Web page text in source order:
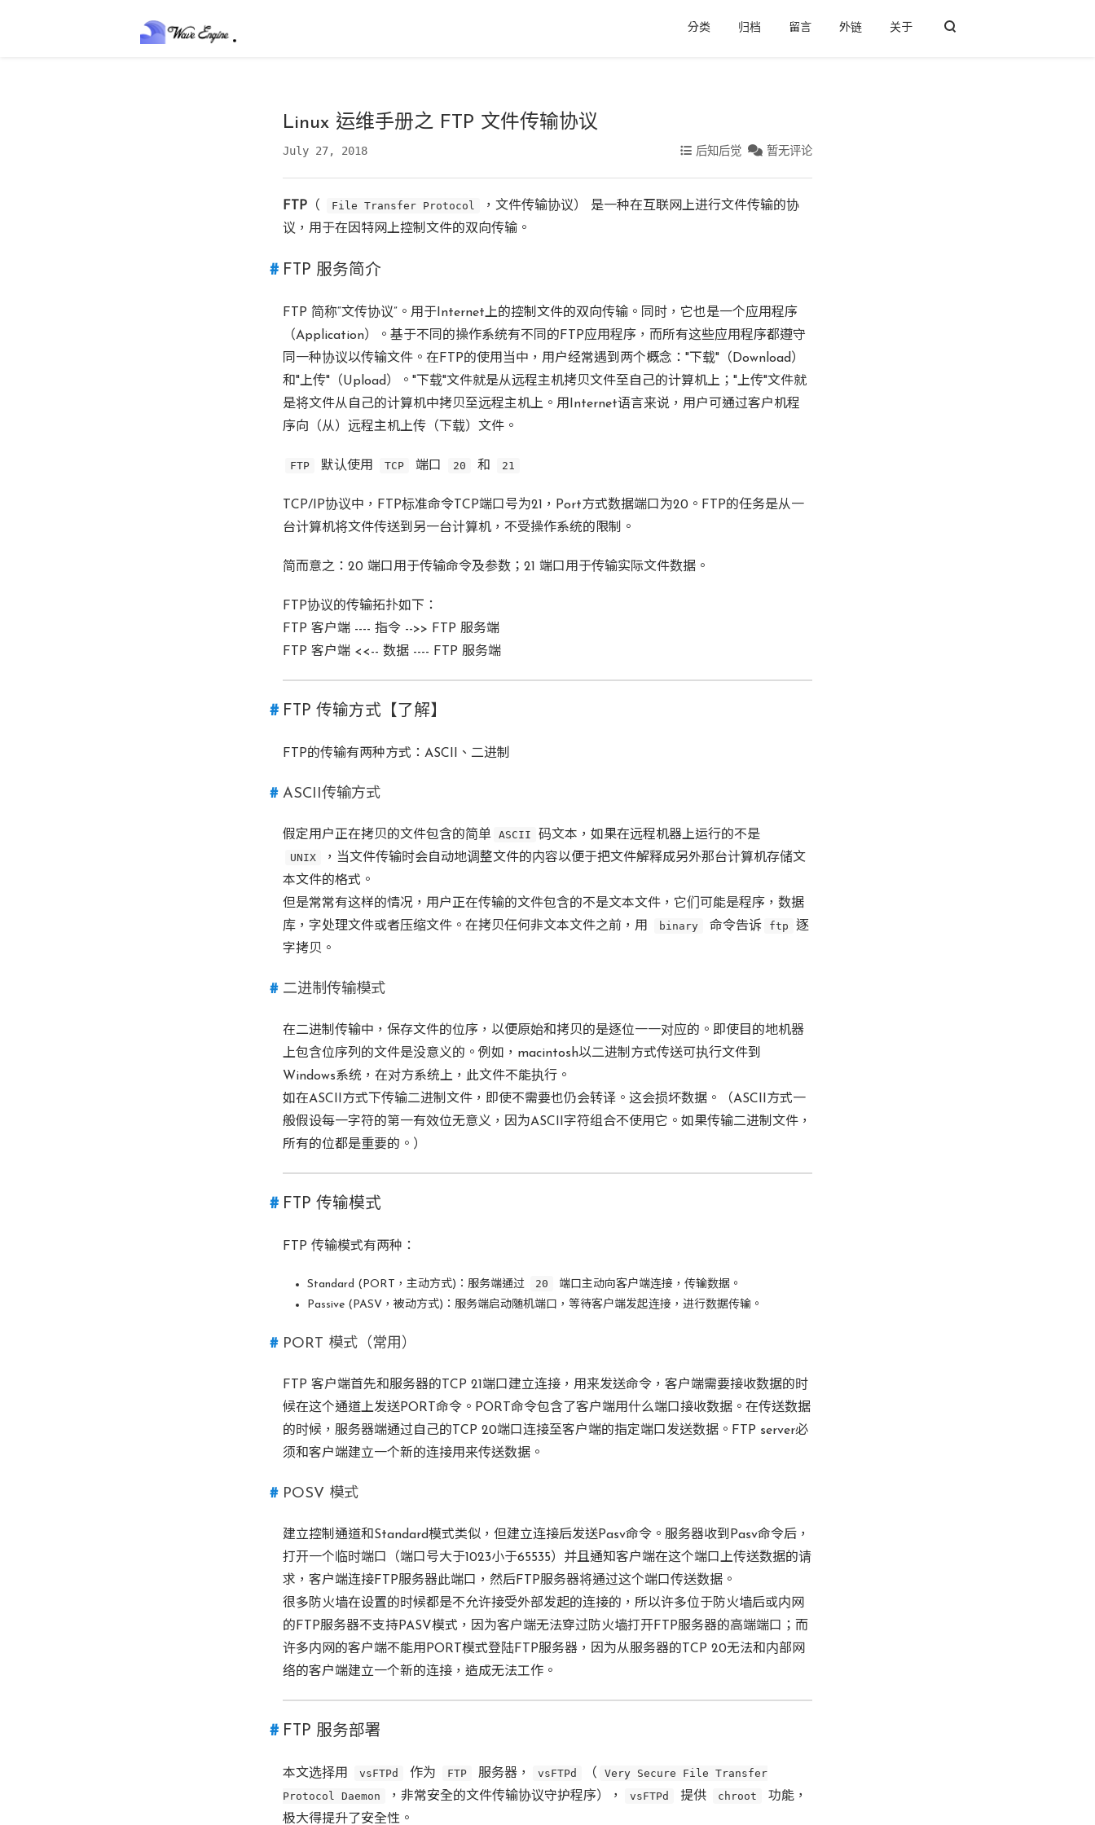
分类 归档 留言 外链 关于
Linux 运维手册之 FTP 文件传输协议
July 27, 2018 后知后觉 暂无评论
FTP （ File Transfer Protocol
，文件传输协议） 是一种在互联网上进行文件传输的协
议，用于在因特网上控制文件的双向传输。
FTP 服务简介
FTP 简称“文传协议”。用于Internet上的控制文件的双向传输。同时，它也是一个应用程序
（Application）。基于不同的操作系统有不同的FTP应用程序，而所有这些应用程序都遵守
同一种协议以传输文件。在FTP的使用当中，用户经常遇到两个概念："下载"（Download）
和"上传"（Upload）。"下载"文件就是从远程主机拷贝文件至自己的计算机上；"上传"文件就
是将文件从自己的计算机中拷贝至远程主机上。用Internet语言来说，用户可通过客户机程
序向（从）远程主机上传（下载）文件。
FTP 默认使用 TCP 端口 20 和 21
TCP/IP协议中，FTP标准命令TCP端口号为21，Port方式数据端口为20。FTP的任务是从一
台计算机将文件传送到另一台计算机，不受操作系统的限制。
简而意之：20 端口用于传输命令及参数；21 端口用于传输实际文件数据。
FTP协议的传输拓扑如下：
FTP 客户端 ---- 指令 -->> FTP 服务端
FTP 客户端 <<-- 数据 ---- FTP 服务端
FTP 传输方式【了解】
FTP的传输有两种方式：ASCII、二进制
ASCII传输方式
假定用户正在拷贝的文件包含的简单 ASCII 码文本，如果在远程机器上运行的不是
UNIX
，当文件传输时会自动地调整文件的内容以便于把文件解释成另外那台计算机存储文
本文件的格式。
但是常常有这样的情况，用户正在传输的文件包含的不是文本文件，它们可能是程序，数据
库，字处理文件或者压缩文件。在拷贝任何非文本文件之前，用
binary 命令告诉 ftp
逐
字拷贝。
二进制传输模式
在二进制传输中，保存文件的位序，以便原始和拷贝的是逐位一一对应的。即使目的地机器
上包含位序列的文件是没意义的。例如，macintosh以二进制方式传送可执行文件到
Windows系统，在对方系统上，此文件不能执行。
如在ASCII方式下传输二进制文件，即使不需要也仍会转译。这会损坏数据。（ASCII方式一
般假设每一字符的第一有效位无意义，因为ASCII字符组合不使用它。如果传输二进制文件，
所有的位都是重要的。）
FTP 传输模式
FTP 传输模式有两种：
Standard (PORT，主动方式)：服务端通过 20
端口主动向客户端连接，传输数据。
Passive (PASV，被动方式)：服务端启动随机端口，等待客户端发起连接，进行数据传输。
PORT 模式（常用）
FTP 客户端首先和服务器的TCP 21端口建立连接，用来发送命令，客户端需要接收数据的时
候在这个通道上发送PORT命令。PORT命令包含了客户端用什么端口接收数据。在传送数据
的时候，服务器端通过自己的TCP 20端口连接至客户端的指定端口发送数据。FTP server必
须和客户端建立一个新的连接用来传送数据。
POSV 模式
建立控制通道和Standard模式类似，但建立连接后发送Pasv命令。服务器收到Pasv命令后，
打开一个临时端口（端口号大于1023小于65535）并且通知客户端在这个端口上传送数据的请
求，客户端连接FTP服务器此端口，然后FTP服务器将通过这个端口传送数据。
很多防火墙在设置的时候都是不允许接受外部发起的连接的，所以许多位于防火墙后或内网
的FTP服务器不支持PASV模式，因为客户端无法穿过防火墙打开FTP服务器的高端端口；而
许多内网的客户端不能用PORT模式登陆FTP服务器，因为从服务器的TCP 20无法和内部网
络的客户端建立一个新的连接，造成无法工作。
FTP 服务部署
本文选择用 vsFTPd 作为 FTP 服务器， vsFTPd （
Very Secure File Transfer
Protocol Daemon
，非常安全的文件传输协议守护程序）， vsFTPd 提供 chroot
功能，
极大得提升了安全性。